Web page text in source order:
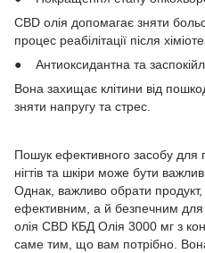
СBD олія допомагає зняти
процес реабілітації після
● Антиоксидантна та
Вона захищає клітини від
зняти напругу та стрес.
Пошук ефективного засобу для
нігтів та шкіри може бути
Однак, важливо обрати
ефективним, а й безпечним
олія СBD КБД Олія 3000 мг з
саме тим, що вам потрібно.